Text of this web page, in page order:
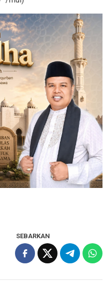
SEBARKAN